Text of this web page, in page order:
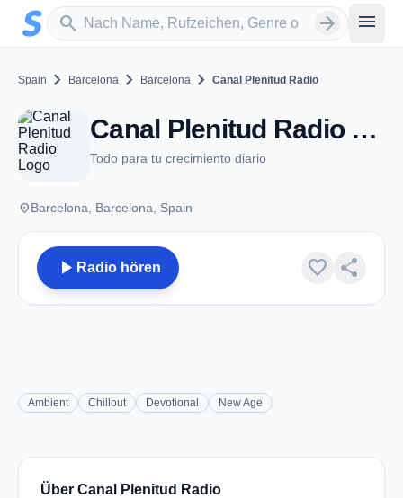
Zum Hauptinhalt springen
search
Sender suchen arrow_forward menu
Spain chevron_right Barcelona chevron_right Barcelona chevron_right Canal Plenitud Radio
Canal Plenitud Radio - Barcelona
Todo para tu crecimiento diario
placeBarcelona, Barcelona, Spain
play_arrow Radio hören favorite share
Ambient Chillout Devotional New Age
Über Canal Plenitud Radio